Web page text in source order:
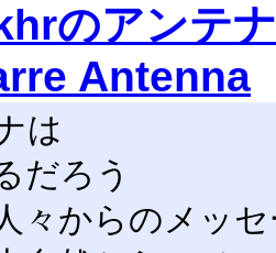
のアンテナ
Antenna
は
だろう
々からのメッ